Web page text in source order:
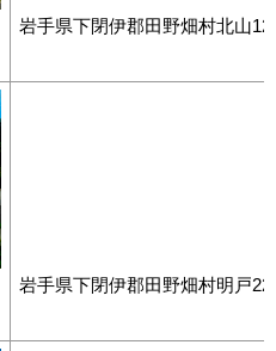
岩手県下閉伊郡田野畑村北山
岩手県下閉伊郡田野畑村明戸